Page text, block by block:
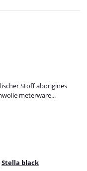
Stella black